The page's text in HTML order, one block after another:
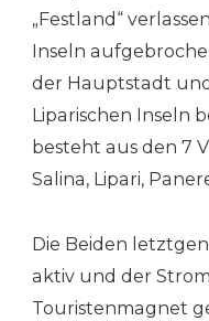
„Festland“
Inseln
der Hauptstadt
Liparischen Inseln
besteht aus den 7
Salina, Lipari,
Die Beiden
aktiv und der
Touristenmagnet